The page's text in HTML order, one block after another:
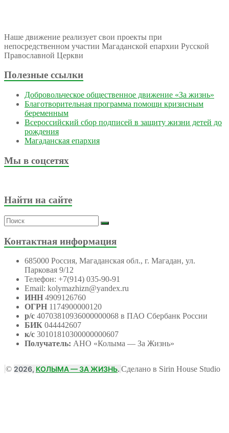
Наше движение реализует свои проекты при
непосредственном участии Магаданской епархии Русской
Православной Церкви
Полезные ссылки
Добровольческое общественное движение «За жизнь»
Благотворительная программа помощи кризисным
беременным
Всероссийский сбор подписей в защиту жизни детей до
рождения
Магаданская епархия
Мы в соцсетях
Найти на сайте
Контактная информация
685000 Россия, Магаданская обл., г. Магадан, ул.
Парковая 9/12
Телефон: +7(914) 035-90-91
Email: kolymazhizn@yandex.ru
ИНН 4909126760
ОГРН 1174900000120
р/с 40703810936000000068 в ПАО Сбербанк России
БИК 044442607
к/с 30101810300000000607
Получатель: АНО «Колыма — За Жизнь»
© 2026, КОЛЫМА — ЗА ЖИЗНЬ. Сделано в Sirin House Studio